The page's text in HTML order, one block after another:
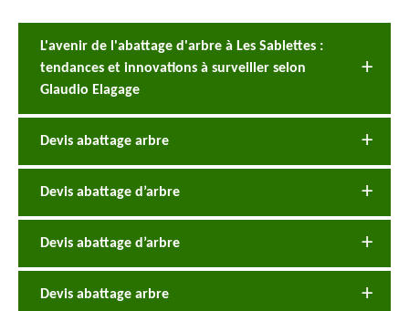
L'avenir de l'abattage d'arbre à Les Sablettes :
tendances et innovations à surveiller selon
Glaudio Elagage
Devis abattage arbre
Devis abattage d’arbre
Devis abattage d’arbre
Devis abattage arbre